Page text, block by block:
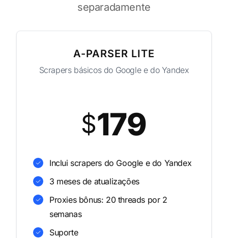
separadamente
A-PARSER LITE
Scrapers básicos do Google e do Yandex
$179
Inclui scrapers do Google e do Yandex
3 meses de atualizações
Proxies bônus: 20 threads por 2
semanas
Suporte